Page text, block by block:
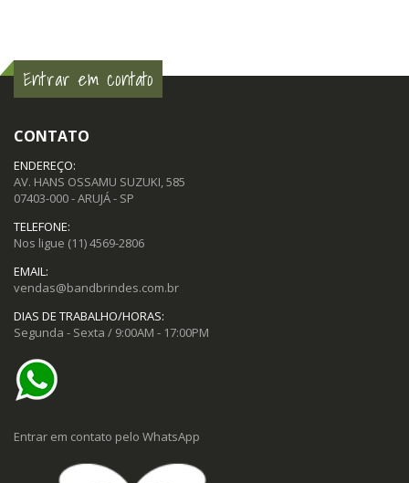
Entrar em contato
CONTATO
ENDEREÇO:
AV. HANS OSSAMU SUZUKI, 585
07403-000 - ARUJÁ - SP
TELEFONE:
Nos ligue (11) 4569-2806
EMAIL:
vendas@bandbrindes.com.br
DIAS DE TRABALHO/HORAS:
Segunda - Sexta / 9:00AM - 17:00PM
Entrar em contato pelo WhatsApp